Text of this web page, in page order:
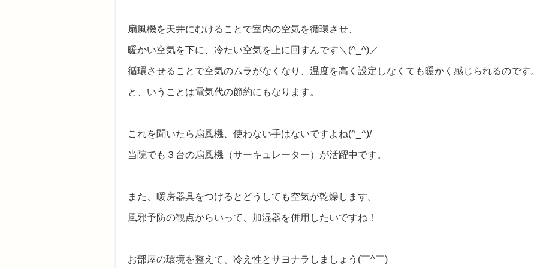
扇風機を天井にむけることで室内の空気を循環させ、
暖かい空気を下に、冷たい空気を上に回すんです＼(^_^)／
循環させることで空気のムラがなくなり、温度を高く設定しなくても暖かく感じられるのです
と、いうことは電気代の節約にもなります。
これを聞いたら扇風機、使わない手はないですよね(^_^)/
当院でも３台の扇風機（サーキュレーター）が活躍中です。
また、暖房器具をつけるとどうしても空気が乾燥します。
風邪予防の観点からいって、加湿器を併用したいですね！
お部屋の環境を整えて、冷え性とサヨナラしましょう(￣^￣)ゞ